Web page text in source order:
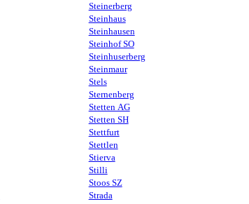
Steinerberg
Steinhaus
Steinhausen
Steinhof SO
Steinhuserberg
Steinmaur
Stels
Sternenberg
Stetten AG
Stetten SH
Stettfurt
Stettlen
Stierva
Stilli
Stoos SZ
Strada